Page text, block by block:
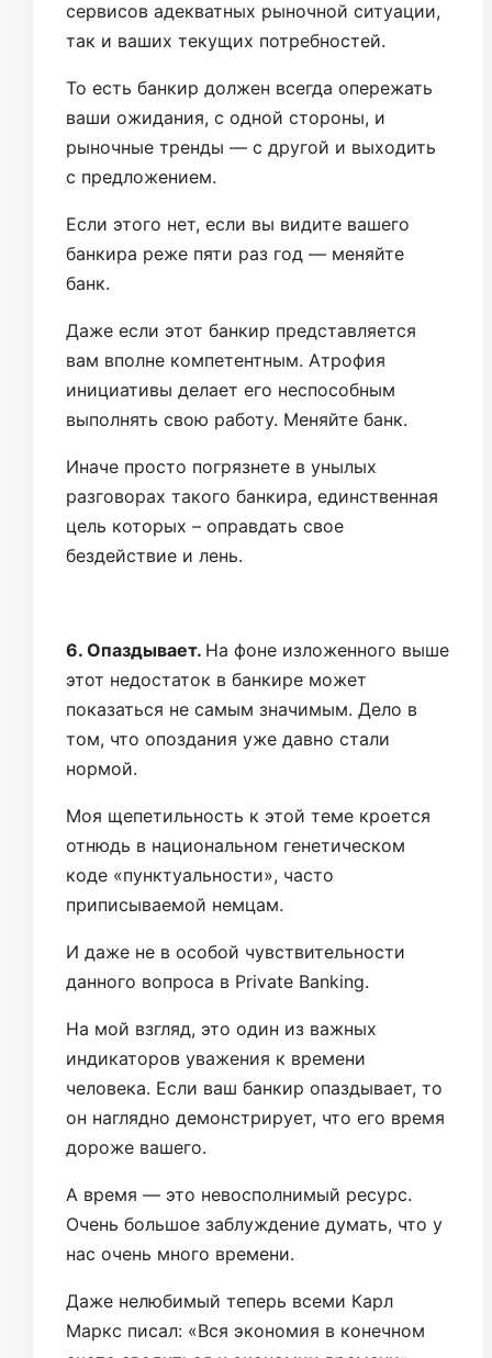
сервисов адекватных рыночной ситуации,
так и ваших текущих потребностей.
То есть банкир должен всегда опережать
ваши ожидания, с одной стороны, и
рыночные тренды — с другой и выходить
с предложением.
Если этого нет, если вы видите вашего
банкира реже пяти раз год — меняйте
банк.
Даже если этот банкир представляется
вам вполне компетентным. Атрофия
инициативы делает его неспособным
выполнять свою работу. Меняйте банк.
Иначе просто погрязнете в унылых
разговорах такого банкира, единственная
цель которых – оправдать свое
бездействие и лень.
6. Опаздывает. На фоне изложенного выше
этот недостаток в банкире может
показаться не самым значимым. Дело в
том, что опоздания уже давно стали
нормой.
Моя щепетильность к этой теме кроется
отнюдь в национальном генетическом
коде «пунктуальности», часто
приписываемой немцам.
И даже не в особой чувствительности
данного вопроса в Private Banking.
На мой взгляд, это один из важных
индикаторов уважения к времени
человека. Если ваш банкир опаздывает, то
он наглядно демонстрирует, что его время
дороже вашего.
А время — это невосполнимый ресурс.
Очень большое заблуждение думать, что у
нас очень много времени.
Даже нелюбимый теперь всеми Карл
Маркс писал: «Вся экономия в конечном